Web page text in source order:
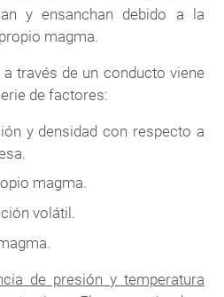
y ensanchan debido a la
magma.
través de un conducto viene
de factores:
y densidad con respecto a
magma.
volátil.
de presión y temperatura